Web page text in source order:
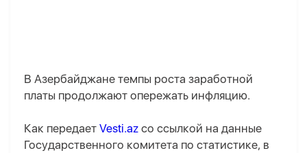
В Азербайджане темпы роста заработной
платы продолжают опережать инфляцию.
Как передает Vesti.az со ссылкой на данные
Государственного комитета по статистике, в